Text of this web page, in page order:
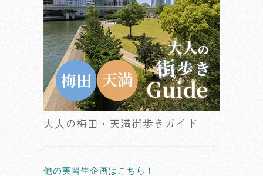
大人の梅田・天満街歩きガイド
他の実習生企画はこちら！